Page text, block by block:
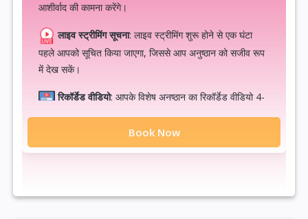
आशीर्वाद की कामना करेंगे।
लाइव स्ट्रीमिंग सूचना: लाइव स्ट्रीमिंग शुरू होने से एक घंटा
पहले आपको सूचित किया जाएगा, जिससे आप अनुष्ठान को सजीव रूप
में देख सकें।
रिकॉर्डेड वीडियो: आपके विशेष अनुष्ठान का रिकॉर्डेड वीडियो 4-
5 दिनों के भीतर आपको भेजा जाएगा, ताकि आप इसे बाद में भी देख
प्रक्रिया का हिस्सा बन सकते हैं।
Book Now